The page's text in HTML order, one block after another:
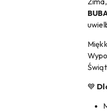
💙